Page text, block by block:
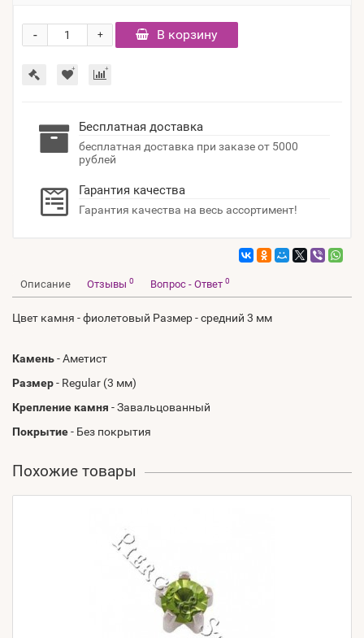
+
- В корзину
Бесплатная доставка
бесплатная доставка при заказе от 5000
рублей
Гарантия качества
Гарантия качества на весь ассортимент!
Описание Отзывы 0 Вопрос - Ответ 0
Цвет камня - фиолетовый Размер - средний 3 мм
Камень- Аметист
Размер- Regular (3 мм)
Крепление камня - Завальцованный
Покрытие- Без покрытия
Похожие товары